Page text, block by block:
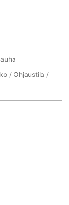
/ Ohjaustila /